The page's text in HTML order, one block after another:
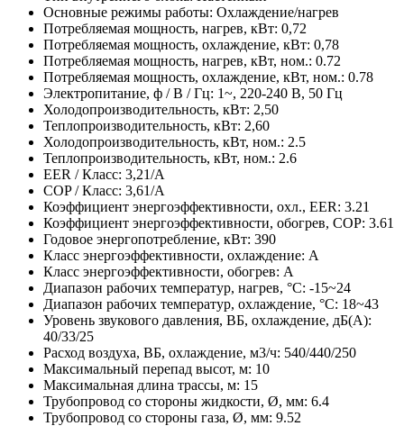
Основные режимы работы: Охлаждение/нагрев
Потребляемая мощность, нагрев, кВт: 0,72
Потребляемая мощность, охлаждение, кВт: 0,78
Потребляемая мощность, нагрев, кВт, ном.: 0.72
Потребляемая мощность, охлаждение, кВт, ном.: 0.78
Электропитание, ф / В / Гц: 1~, 220-240 В, 50 Гц
Холодопроизводительность, кВт: 2,50
Теплопроизводительность, кВт: 2,60
Холодопроизводительность, кВт, ном.: 2.5
Теплопроизводительность, кВт, ном.: 2.6
EER / Класс: 3,21/A
COP / Класс: 3,61/A
Коэффициент энергоэффективности, охл., EER: 3.21
Коэффициент энергоэффективности, обогрев, COP: 3.61
Годовое энергопотребление, кВт: 390
Класс энергоэффективности, охлаждение: A
Класс энергоэффективности, обогрев: A
Диапазон рабочих температур, нагрев, °C: -15~24
Диапазон рабочих температур, охлаждение, °C: 18~43
Уровень звукового давления, ВБ, охлаждение, дБ(А):
40/33/25
Расход воздуха, ВБ, охлаждение, м3/ч: 540/440/250
Максимальный перепад высот, м: 10
Максимальная длина трассы, м: 15
Трубопровод со стороны жидкости, Ø, мм: 6.4
Трубопровод со стороны газа, Ø, мм: 9.52